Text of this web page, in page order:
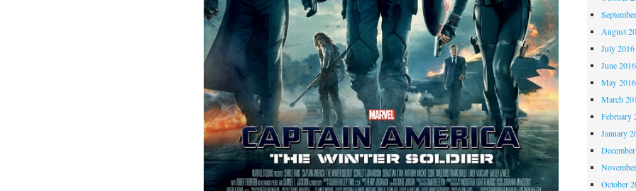
August
July 2016
June 2016
May 2016
March
February
January
October